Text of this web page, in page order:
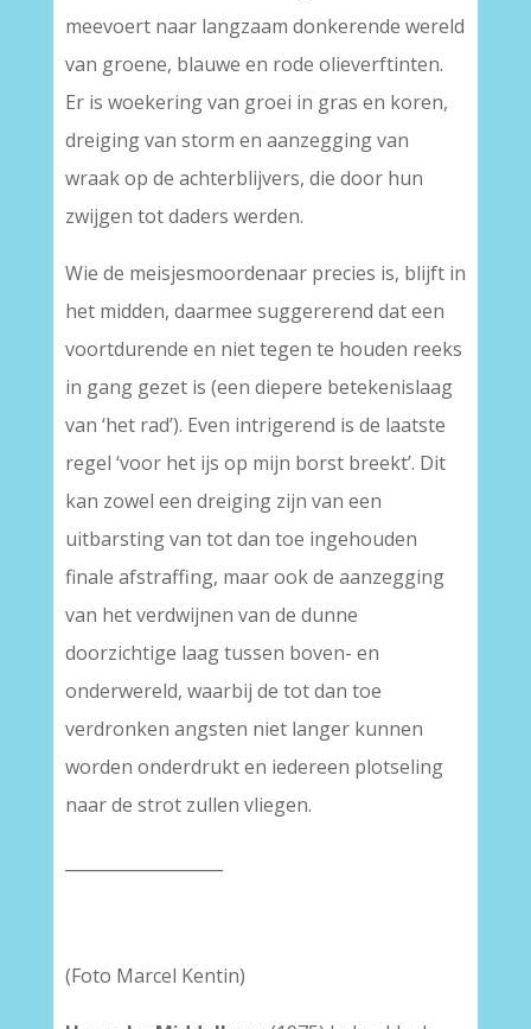
meevoert naar langzaam donkerende wereld
van groene, blauwe en rode olieverftinten.
Er is woekering van groei in gras en koren,
dreiging van storm en aanzegging van
wraak op de achterblijvers, die door hun
zwijgen tot daders werden.
Wie de meisjesmoordenaar precies is, blijft in
het midden, daarmee suggererend dat een
voortdurende en niet tegen te houden reeks
in gang gezet is (een diepere betekenislaag
van ‘het rad’). Even intrigerend is de laatste
regel ‘voor het ijs op mijn borst breekt’. Dit
kan zowel een dreiging zijn van een
uitbarsting van tot dan toe ingehouden
finale afstraffing, maar ook de aanzegging
van het verdwijnen van de dunne
doorzichtige laag tussen boven- en
onderwereld, waarbij de tot dan toe
verdronken angsten niet langer kunnen
worden onderdrukt en iedereen plotseling
naar de strot zullen vliegen.
(Foto Marcel Kentin)